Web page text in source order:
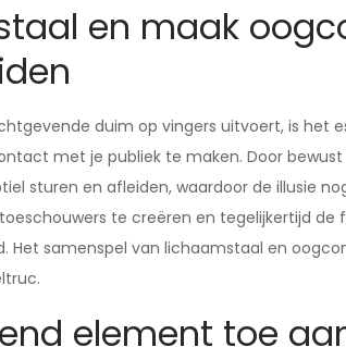
en maak
duim op vingers uitvoert, is het
met je publiek te maken. Door bewust
sturen en afleiden, waardoor de illusie
te creëren en tegelijkertijd de
Het samenspel van lichaamstaal en
element toe